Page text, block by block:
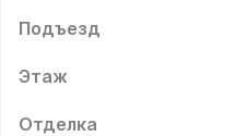
Подъезд
Этаж
Отделка